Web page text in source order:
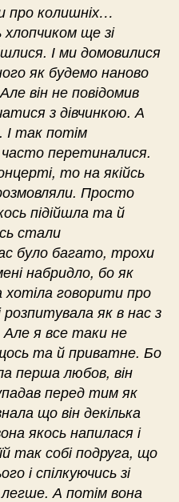
про колишніх…
ще зі
І ми домовилися
як будемо наново
він не повідомив
з дівчинкою. А
І так потім
перетиналися.
то на якійсь
Просто
підійшла та й
стали
було багато, трохи
набридло, бо як
хотіла говорити про
розпитувала як в нас з
Але я все таки не
та й приватне. Бо
перша любов, він
перед тим як
що він декілька
якось напилася і
так собі подруга, що
і спілкуючись зі
А потім вона